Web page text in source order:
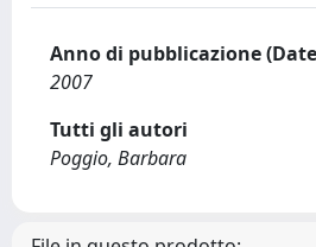
Anno di pubblicazione
2007
Tutti gli autori
Poggio, Barbara